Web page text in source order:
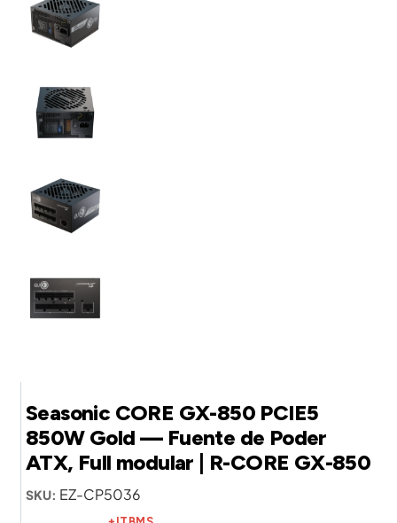
Seasonic CORE GX-850 PCIE5
850W Gold — Fuente de Poder
ATX, Full modular | R-CORE GX-850
SKU: EZ-CP5036